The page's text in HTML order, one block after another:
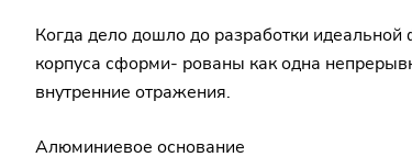
Когда дело дошло до разработки
корпуса сформи- рованы как одна
внутренние отражения.
Алюминиевое основание